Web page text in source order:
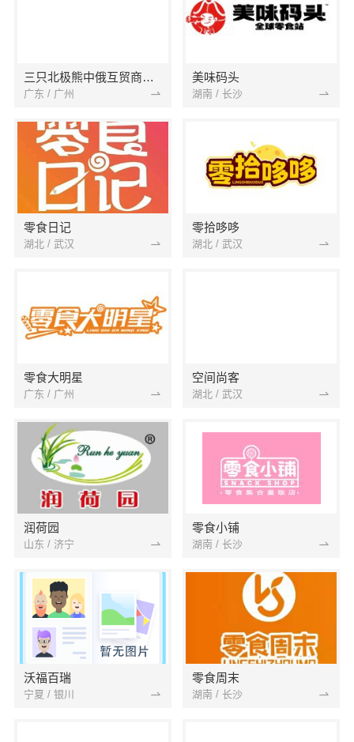
三只北极熊中俄互贸商品馆
广东 / 广州
美味码头
湖南 / 长沙
零食日记
湖北 / 武汉
零拾哆哆
湖北 / 武汉
零食大明星
广东 / 广州
空间尚客
湖北 / 武汉
润荷园
山东 / 济宁
零食小铺
湖南 / 长沙
沃福百瑞
宁夏 / 银川
零食周末
湖南 / 长沙